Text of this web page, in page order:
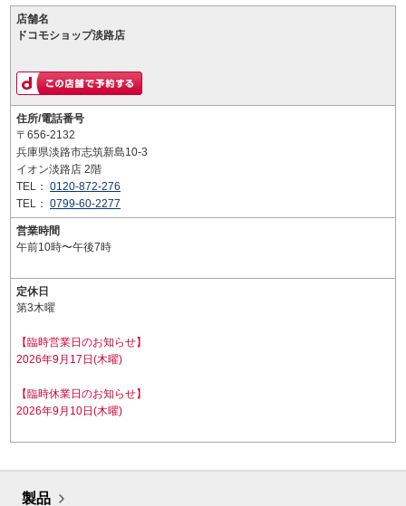
店舗名
ドコモショップ淡路店
住所/電話番号
〒656-2132
兵庫県淡路市志筑新島10-3
イオン淡路店 2階
TEL： 0120-872-276
TEL： 0799-60-2277
営業時間
午前10時〜午後7時
定休日
第3木曜
【臨時営業日のお知らせ】
2026年9月17日(木曜)
【臨時休業日のお知らせ】
2026年9月10日(木曜)
製品